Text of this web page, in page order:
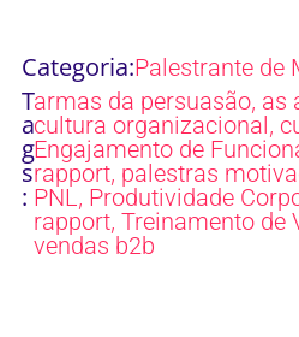
Categoria:Palestrante de
T
a
g
s
:
armas da persuasão, as
cultura organizacional,
Engajamento de
rapport, palestras
PNL, Produtividade
rapport, Treinamento de
vendas b2b